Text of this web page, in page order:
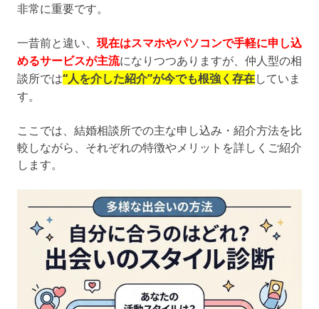
非常に重要です。
一昔前と違い、 現在はスマホやパソコンで手軽に申し込
めるサービスが主流になりつつありますが、仲人型の相
談所では“人を介した紹介”が今でも根強く存在していま
す。
ここでは、結婚相談所での主な申し込み・紹介方法を比
較しながら、それぞれの特徴やメリットを詳しくご紹介
します。